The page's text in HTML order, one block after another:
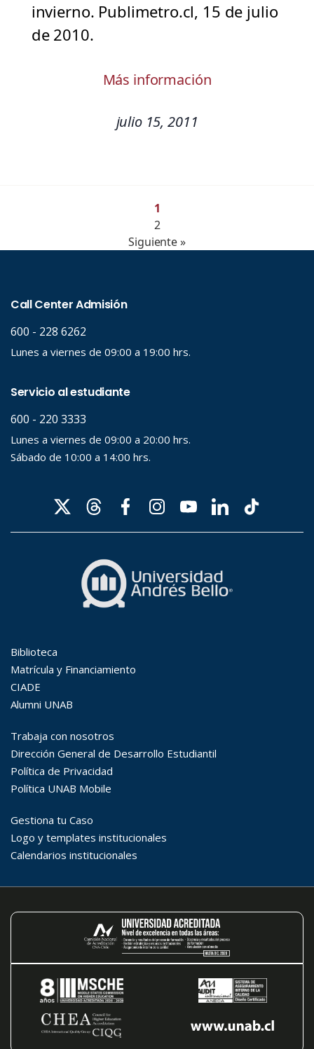
invierno. Publimetro.cl, 15 de julio
de 2010.
Más información
julio 15, 2011
1
2
Siguiente »